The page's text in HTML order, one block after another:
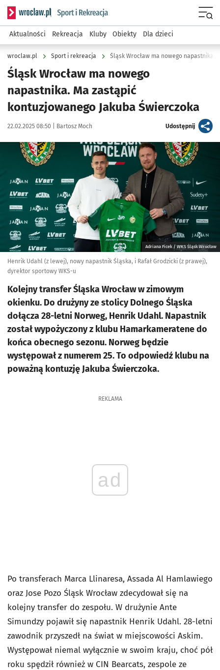
Serwis informacyjny wroclaw.pl podserwis: Sport i rekreacja
Aktualności Rekreacja Kluby Obiekty Dla dzieci
wroclaw.pl Sport i rekreacja Śląsk Wrocław ma nowego napastnika
Śląsk Wrocław ma nowego
napastnika. Ma zastąpić
kontuzjowanego Jakuba Świerczoka
Data publikacji:
22.02.2025 08:50 | Autor:
Bartosz Moch Udostępnijartykuł
Kliknij, aby powiększyć
Adriana Ficek / WKS Śląsk Wrocław
Henrik Udahl (z lewej), nowy napastnik Śląska, i Rafał Grodzicki (z prawej),
dyrektor sportowy WKS-u
Kolejny transfer Śląska Wrocław w zimowym
okienku. Do drużyny ze stolicy Dolnego Śląska
dołącza 28-letni Norweg, Henrik Udahl. Napastnik
został wypożyczony z klubu Hamarkameratene do
końca obecnego sezonu. Norweg będzie
występował z numerem 25. To odpowiedź klubu na
poważną kontuzję Jakuba Świerczoka.
REKLAMA
ad
Po transferach Marca Llinaresa, Assada Al Hamlawiego
oraz Jose Pozo Śląsk Wrocław zdecydował się na
kolejny transfer do zespołu. W drużynie Ante
Simundzy pojawił się napastnik Henrik Udahl. 28-letni
zawodnik przyszedł na świat w miejscowości Askim.
Występował niemal wyłącznie w swoim kraju, choć pół
roku spędził również w CIN Bearcats, zespole ze